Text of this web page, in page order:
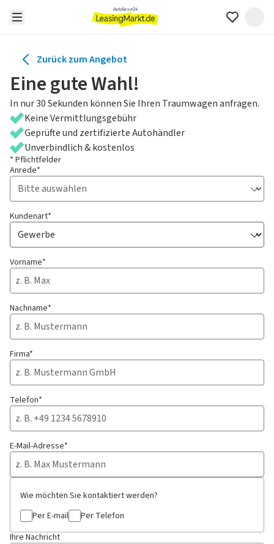
Zurück zum Angebot
Eine gute Wahl!
In nur 30 Sekunden können Sie Ihren Traumwagen anfragen.
Keine Vermittlungsgebühr
Geprüfte und zertifizierte Autohändler
Unverbindlich & kostenlos
* Pflichtfelder
Anrede*
Kundenart*
Vorname*
Nachname*
Firma*
Telefon*
E-Mail-Adresse*
Wie möchten Sie kontaktiert werden?
Per E-mail
Per Telefon
Ihre Nachricht